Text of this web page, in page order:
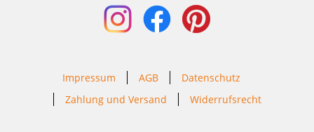
Impressum AGB
Datenschutz
Zahlung und Versand
Widerrufsrecht